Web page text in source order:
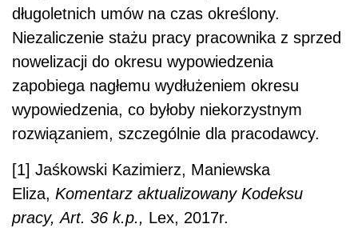
długoletnich umów na czas określony.
Niezaliczenie stażu pracy pracownika z sprzed
nowelizacji do okresu wypowiedzenia
zapobiega nagłemu wydłużeniem okresu
wypowiedzenia, co byłoby niekorzystnym
rozwiązaniem, szczególnie dla pracodawcy.
[1] Jaśkowski Kazimierz, Maniewska
Eliza, Komentarz aktualizowany Kodeksu
pracy, Art. 36 k.p., Lex, 2017r.